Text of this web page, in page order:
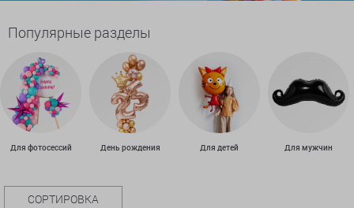
Популярные разделы
Для фотосессий День рождения Для детей Для мужчин
СОРТИРОВКА